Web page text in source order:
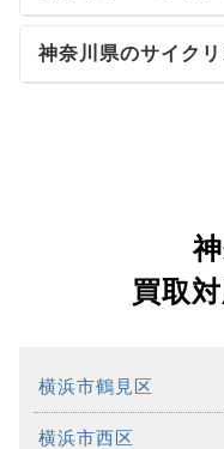
神奈川県のサイク
買取
横浜市鶴見区
横浜市西区